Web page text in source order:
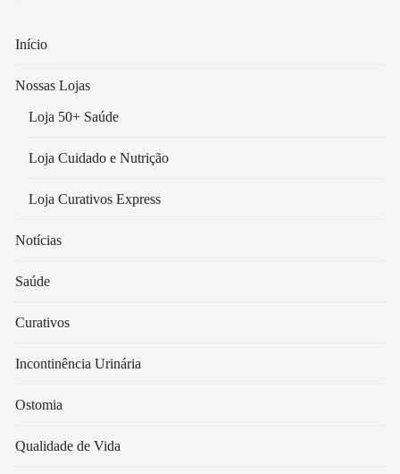
Início
Nossas Lojas
Loja 50+ Saúde
Loja Cuidado e Nutrição
Loja Curativos Express
Notícias
Saúde
Curativos
Incontinência Urinária
Ostomia
Qualidade de Vida